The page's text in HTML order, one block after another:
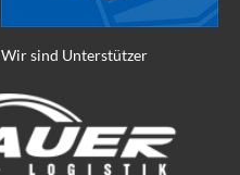
Wir sind Unterstützer